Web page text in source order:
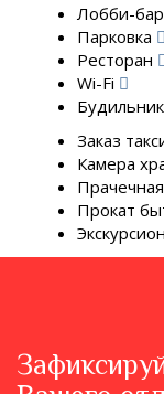
Лобби-бар
Парковка
Ресторан
Wi-Fi
Будильник
Заказ
Камера
Прачечная
Прокат